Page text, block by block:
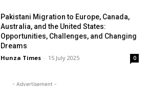
Pakistani Migration to Europe, Canada,
Australia, and the United States:
Opportunities, Challenges, and Changing
Dreams
Hunza Times - 15 July 2025 0
- Advertisement -